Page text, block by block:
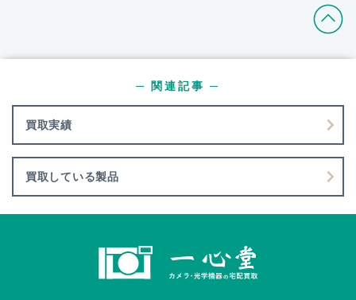
買取実績
─ 関連記事 ─
買取している製品